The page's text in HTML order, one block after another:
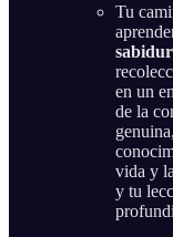
Tu
en un
de la
vida y
y tu